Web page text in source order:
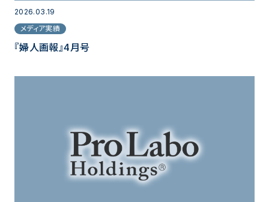
2026.03.19
メディア実績
『婦人画報』4月号